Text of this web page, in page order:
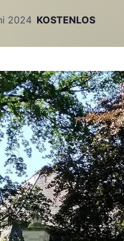
2024 KOSTENLOS